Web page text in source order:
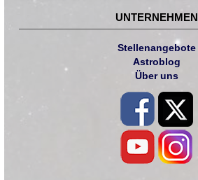
UNTERNEHMEN
Stellenangebote
Astroblog
Über uns